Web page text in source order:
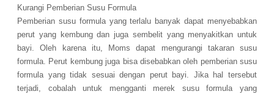
Kurangi Pemberian Susu Formula
Pemberian susu formula yang terlalu banyak dapat menyebabkan
perut yang kembung dan juga sembelit yang menyakitkan untuk
bayi. Oleh karena itu, Moms dapat mengurangi takaran susu
formula. Perut kembung juga bisa disebabkan oleh pemberian susu
formula yang tidak sesuai dengan perut bayi. Jika hal tersebut
terjadi, cobalah untuk mengganti merek susu formula yang